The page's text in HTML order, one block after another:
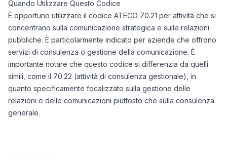
Quando Utilizzare Questo Codice
È opportuno utilizzare il codice ATECO 70.21 per attività che si
concentrano sulla comunicazione strategica e sulle relazioni
pubbliche. È particolarmente indicato per aziende che offrono
servizi di consulenza o gestione della comunicazione. È
importante notare che questo codice si differenzia da quelli
simili, come il 70.22 (attività di consulenza gestionale), in
quanto specificamente focalizzato sulla gestione delle
relazioni e delle comunicazioni piuttosto che sulla consulenza
generale.